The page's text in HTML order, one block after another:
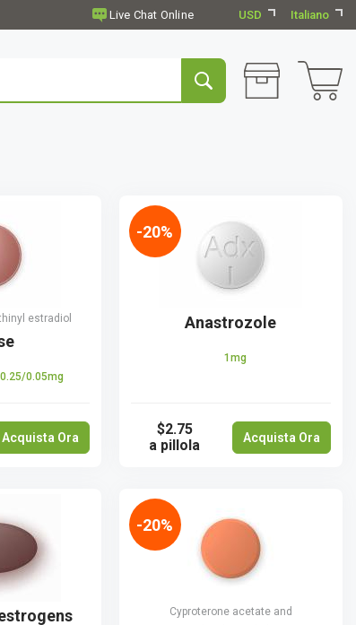
USD Italiano
estradiol
0.25/0.05mg
Acquista Ora
Anastrozole
1mg
$2.75
a pillola
Acquista Ora
-20%
Cyproterone acetate and
-20%